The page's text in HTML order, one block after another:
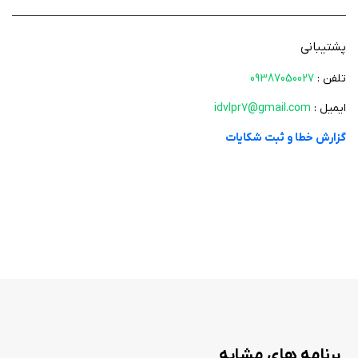
سنت قدیمی فال‌گیری با قهوه، به کاربران امکان می‌دهد با تصاویر نمادهای
نمادهای قهوه ارائه می‌دهد. این ویژگی برای کاربرانی که به طالع‌بینی
پشتیبانی
تلفن : 09387050027
ایمیل : idvlpr7@gmail.com
گزارش خطا و ثبت شکایات